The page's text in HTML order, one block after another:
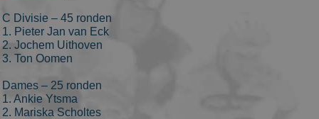
C Divisie – 45 ronden
1. Pieter Jan van Eck
2. Jochem Uithoven
3. Ton Oomen
Dames – 25 ronden
1. Ankie Ytsma
2. Mariska Scholtes